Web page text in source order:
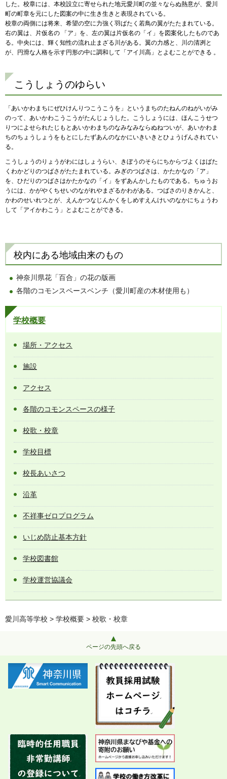
した。校章には、本校設立に寄せられた地元愛川町の並々ならぬ熱意が、愛川
町の町章を元にした図案の中に生き生きと表現されている。
校章の両側には将来、希望の空に力強く羽ばたく若鳥の翼がたたまれている。
右の翼は、片仮名の 「ア」を、左の翼は片仮名の「イ」を図案化したものであ
る。中央には、輝く知性の流れ止まざる川がある。翼の力感と、川の清冽と
が、円滑な人格を示す円形の中に調和して「アイ川高」とよむことができる 。
こうしょうのゆらい
「あいかわまちにぜひけんりつこうこうを」というまちのたねんのねがいがみ
のって、あいかわこうこうがたんじょうした。こうしょうには、ほんこうせつ
りつによせられたじもとあいかわまちのなみなみならぬねついが、あいかわま
ちのちょうしょうをもとにしたずあんのなかにいきいきとひょうげんされてい
る。
こうしょうのりょうがわにはしょうらい、きぼうのそらにちからづよくはばた
くわかどりのつばさがたたまれている。みぎのつばさは、かたかなの「ア」
を、ひだりのつばさはかたかなの「イ」をずあんかしたものである。ちゅうお
うには、かがやくちせいのながれやまざるかわがある。つばさのりきかんと、
かわのせいれつとが、えんかつなじんかくをしめすえんけいのなかにちょうわ
して「アイかわこう」とよむことができる。
校内にある地域由来のもの
神奈川県花「百合」の花の版画
各階のコモンスペースベンチ（愛川町産の木材使用も）
学校概要
場所・アクセス
施設
アクセス
各階のコモンスペースの様子
校歌・校章
学校目標
校長あいさつ
沿革
不祥事ゼロプログラム
いじめ防止基本方針
学校図書館
学校運営協議会
愛川高等学校 > 学校概要 > 校歌・校章
ページの先頭へ戻る